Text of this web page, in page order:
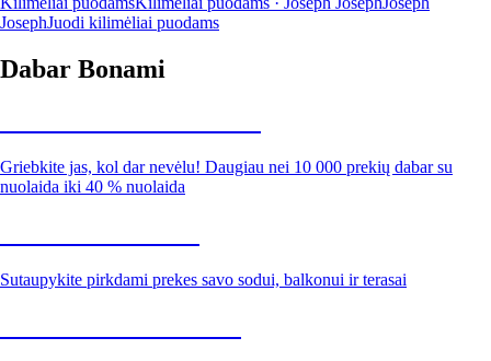
JosephJuodi kilimėliai puodams
Dabar Bonami
Griebkite jas, kol dar nevėlu! Daugiau nei 10 000 prekių dabar su
nuolaida iki 40 % nuolaida
Sutaupykite pirkdami prekes savo sodui, balkonui ir terasai